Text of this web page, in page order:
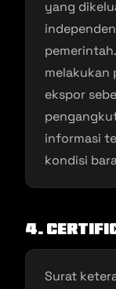
yang
melakukan
ekspor
informasi
kondisi
4.
Surat